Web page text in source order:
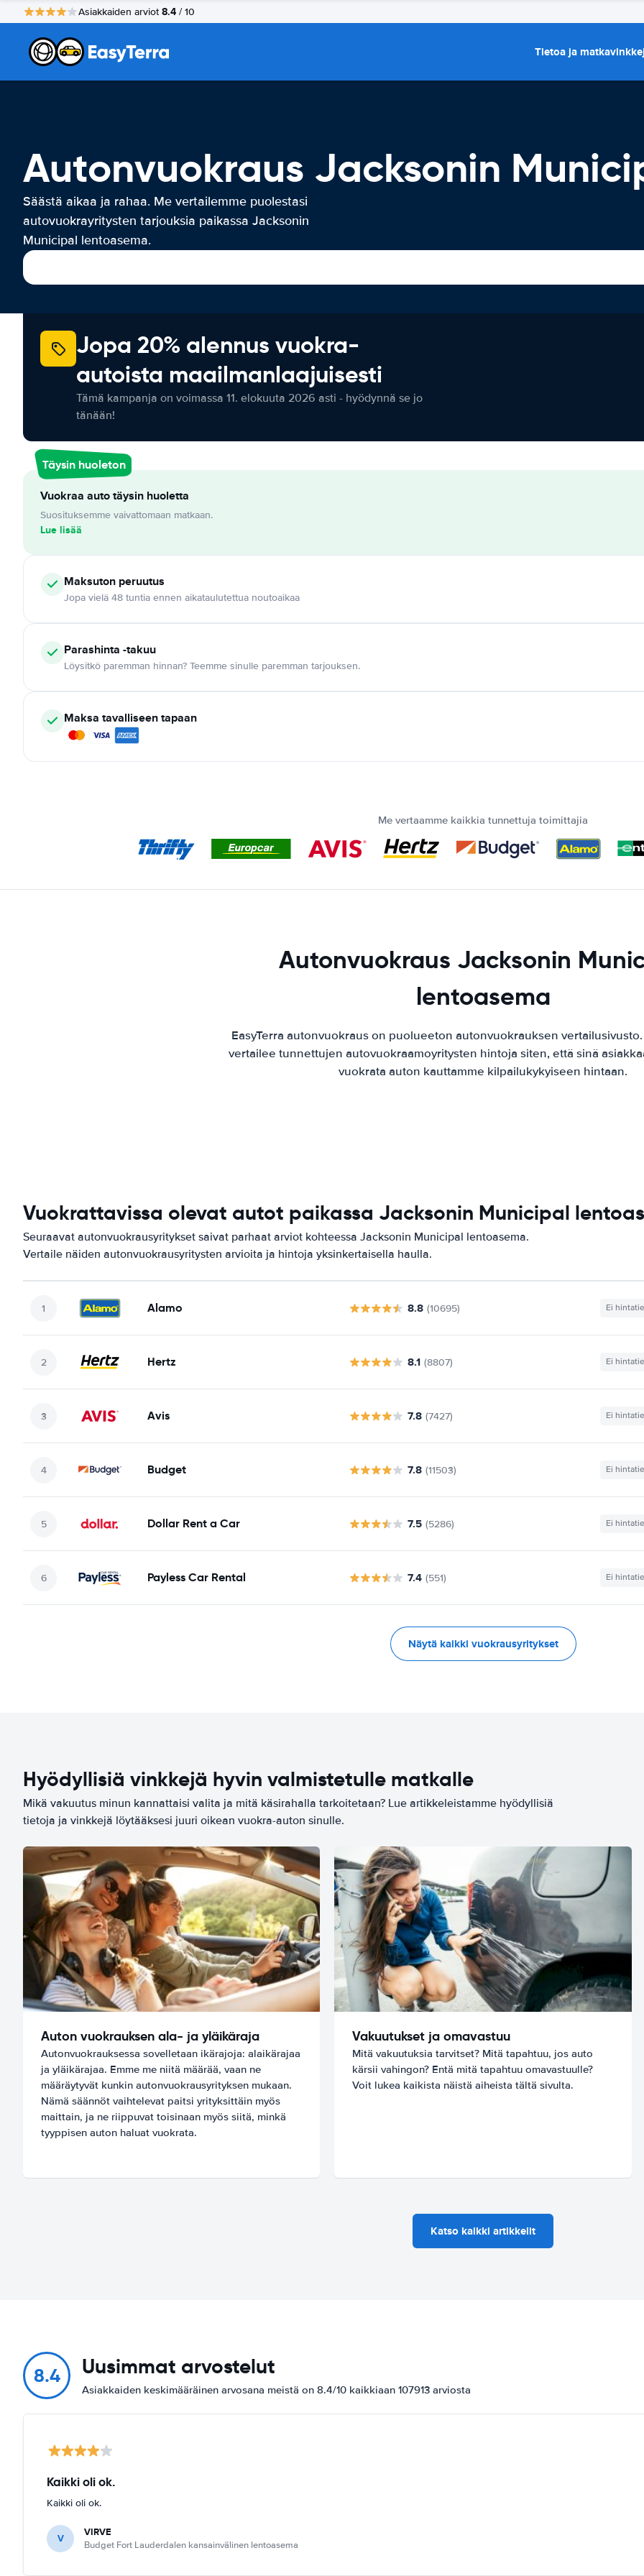
Asiakkaiden arviot 8.4 / 10
Tietoa ja
Autonvuokraus Jacksonin
Säästä aikaa ja rahaa. Me vertailemme puolestasi
autovuokrayritysten tarjouksia paikassa Jacksonin
Municipal lentoasema.
Jopa 20% alennus vuokra-
autoista maailmanlaajuisesti
Tämä kampanja on voimassa 11. elokuuta 2026 asti - hyödynnä se jo
tänään!
Täysin huoleton
Vuokraa auto täysin huoletta
Suosituksemme vaivattomaan matkaan.
Lue lisää
Maksuton peruutus
Jopa vielä 48 tuntia ennen aikataulutettua noutoaikaa
Parashinta -takuu
Löysitkö paremman hinnan? Teemme sinulle paremman tarjouksen.
Maksa tavalliseen tapaan
Me vertaamme kaikkia tunnettuja toimittajia
Autonvuokraus Jacksonin
lentoasema
EasyTerra autonvuokraus on puolueeton autonvuokrauksen
vertailee tunnettujen autovuokraamoyritysten hintoja siten, että sinä
vuokrata auton kauttamme kilpailukykyiseen hintaan.
Vuokrattavissa olevat autot paikassa Jacksonin Municipal
Seuraavat autonvuokrausyritykset saivat parhaat arviot kohteessa Jacksonin Municipal lentoasema.
Vertaile näiden autonvuokrausyritysten arvioita ja hintoja yksinkertaisella haulla.
Alamo 8.8 (10695) Ei
Hertz 8.1 (8807) Ei
Avis 7.8 (7427) Ei
Budget 7.8 (11503) Ei
Dollar Rent a Car 7.5 (5286) Ei
Payless Car Rental 7.4 (551) Ei
Näytä kaikki vuokrausyritykset
Hyödyllisiä vinkkejä hyvin valmistetulle matkalle
Mikä vakuutus minun kannattaisi valita ja mitä käsirahalla tarkoitetaan? Lue artikkeleistamme hyödyllisiä
tietoja ja vinkkejä löytääksesi juuri oikean vuokra-auton sinulle.
Auton vuokrauksen ala- ja yläikäraja
Autonvuokrauksessa sovelletaan ikärajoja: alaikärajaa
ja yläikärajaa. Emme me niitä määrää, vaan ne
määräytyvät kunkin autonvuokrausyrityksen mukaan.
Nämä säännöt vaihtelevat paitsi yrityksittäin myös
maittain, ja ne riippuvat toisinaan myös siitä, minkä
tyyppisen auton haluat vuokrata.
Vakuutukset ja omavastuu
Mitä vakuutuksia tarvitset? Mitä tapahtuu, jos auto
kärsii vahingon? Entä mitä tapahtuu omavastuulle?
Voit lukea kaikista näistä aiheista tältä sivulta.
Katso kaikki artikkelit
8.4 Uusimmat arvostelut
Asiakkaiden keskimääräinen arvosana meistä on 8.4/10 kaikkiaan 107913 arviosta
Kaikki oli ok.
Kaikki oli ok.
V VIRVE
Budget Fort Lauderdalen kansainvälinen lentoasema